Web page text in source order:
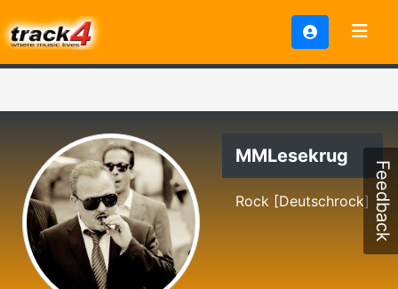
MMLesekrug
Rock [Deutschrock] Feedback